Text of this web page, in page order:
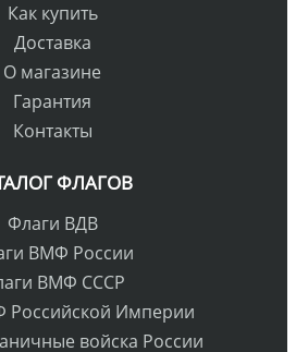
Как купить
Доставка
О магазине
Гарантия
Контакты
ФЛАГОВ
Флаги ВДВ
ВМФ России
ВМФ СССР
Российской Империи
войска России